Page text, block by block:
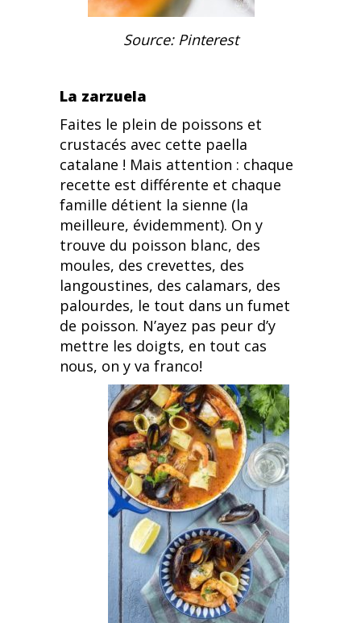
Source: Pinterest
La zarzuela
Faites le plein de poissons et
crustacés avec cette paella
catalane ! Mais attention : chaque
recette est différente et chaque
famille détient la sienne (la
meilleure, évidemment). On y
trouve du poisson blanc, des
moules, des crevettes, des
langoustines, des calamars, des
palourdes, le tout dans un fumet
de poisson. N’ayez pas peur d’y
mettre les doigts, en tout cas
nous, on y va franco!